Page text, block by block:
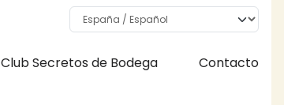
Club Secretos de Bodega Contacto
Select your language